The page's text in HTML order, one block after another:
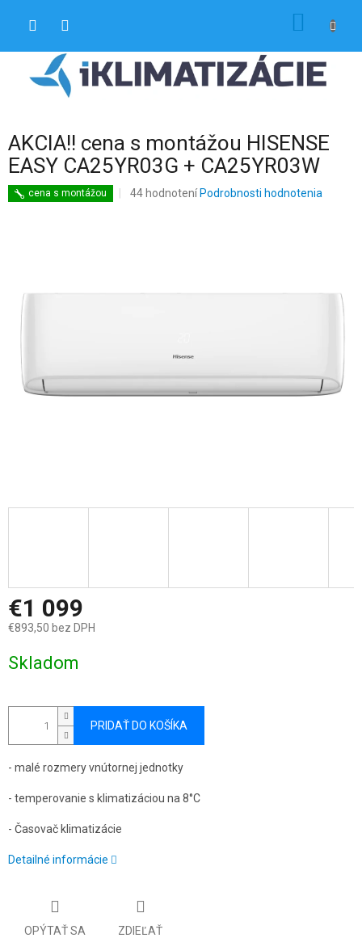
AKCIA!! cena s montážou HISENSE
EASY CA25YR03G + CA25YR03W
cena s montážou
Priemerné
44 hodnotení Podrobnosti hodnotenia
€1 099
€893,50 bez DPH
cena:
Skladom
PRIDAŤ DO KOŠÍKA
- malé rozmery vnútornej jednotky
- temperovanie s klimatizáciou na 8°C
- Časovač klimatizácie
Detailné informácie
OPÝTAŤ SA ZDIEĽAŤ